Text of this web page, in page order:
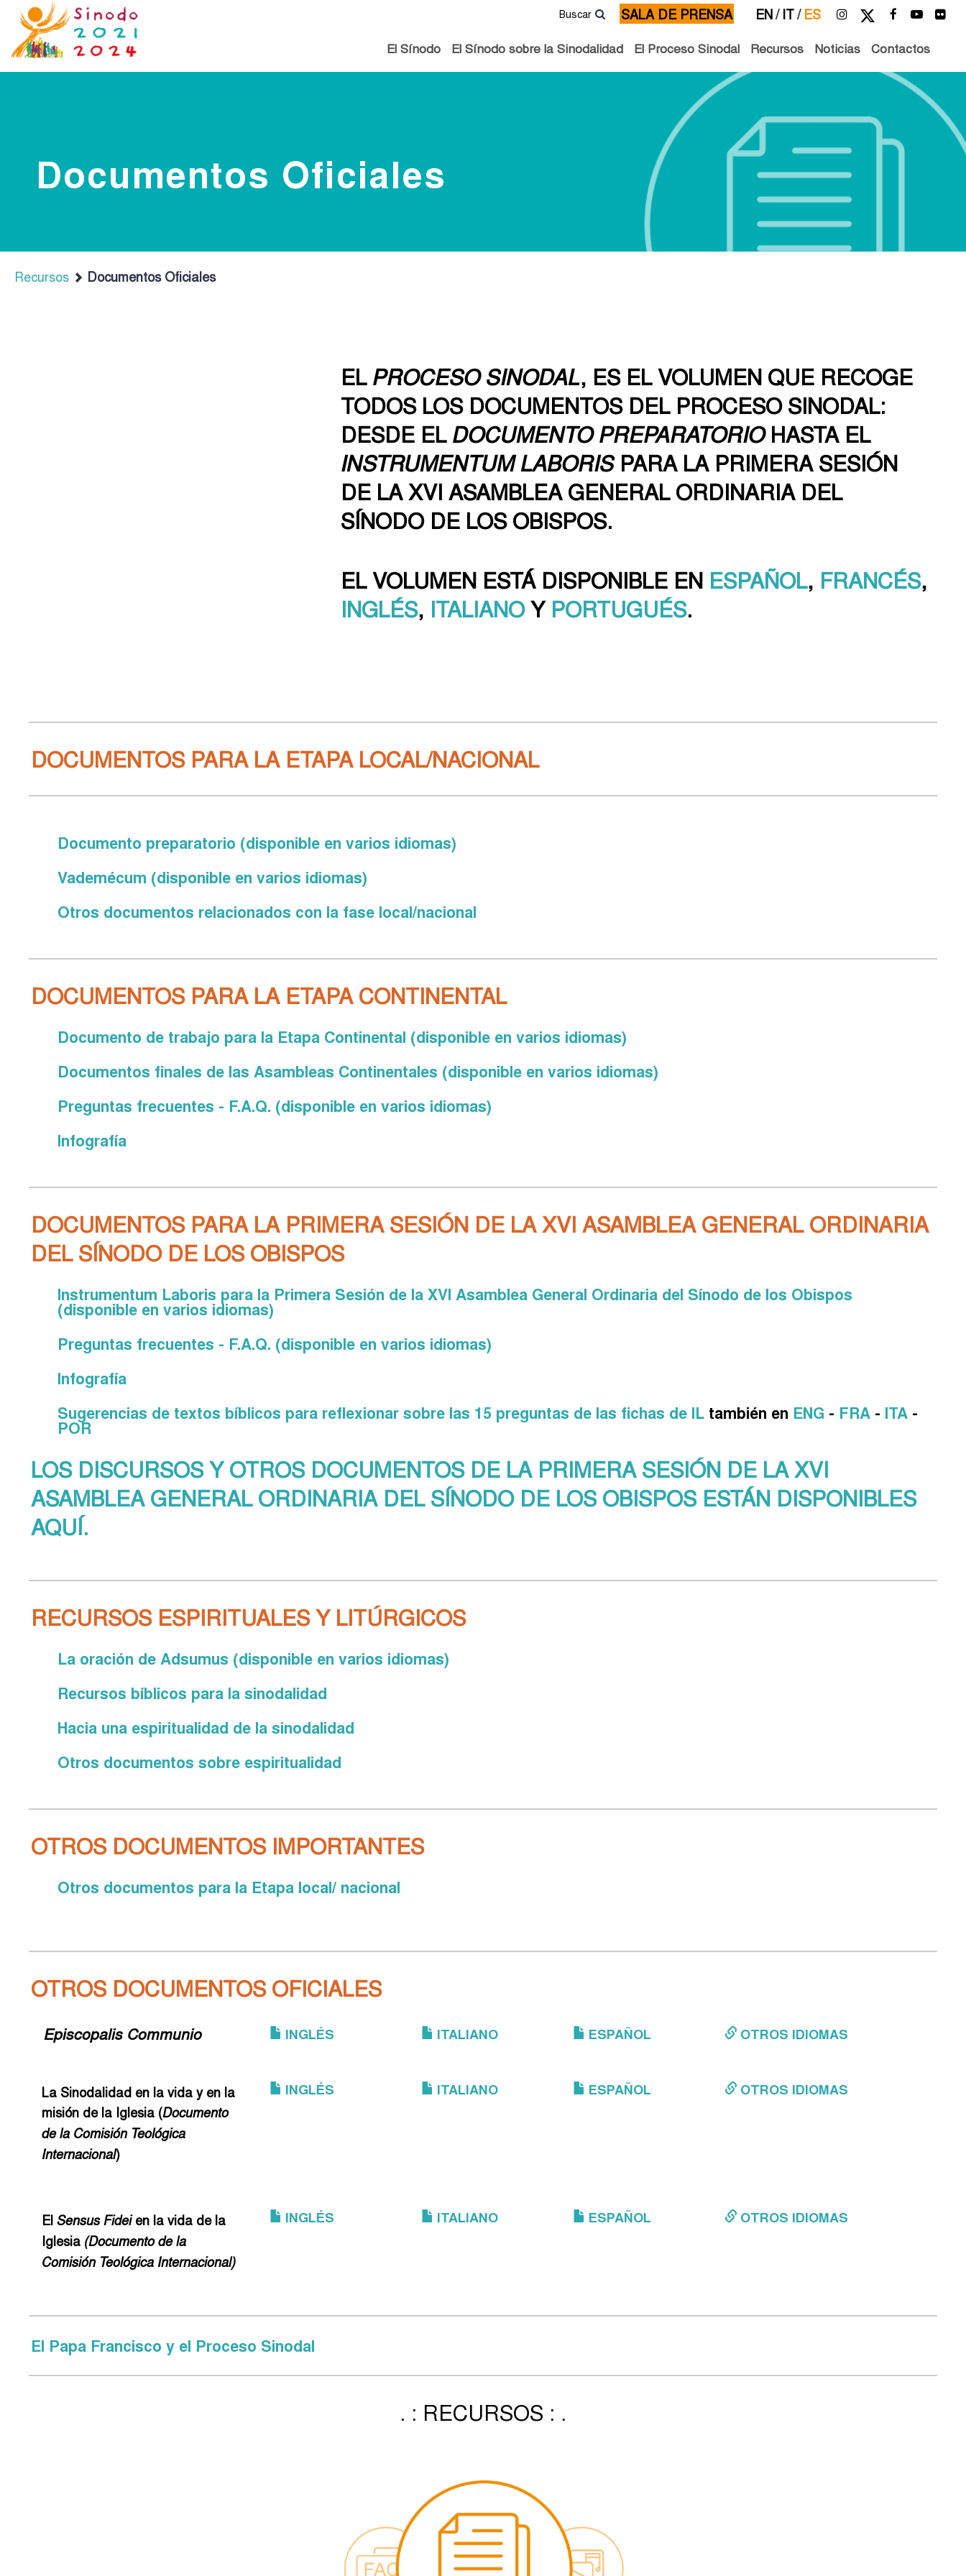
EN/ IT/ ES
SALA DE PRENSA
Buscar
El Sínodo El Sínodo sobre la Sinodalidad El Proceso Sinodal Recursos Noticias Contactos
Documentos Oficiales
Recursos Documentos Oficiales
ELPROCESO SINODAL, ES EL VOLUMEN QUE RECOGE
TODOS LOS DOCUMENTOS DEL PROCESO SINODAL:
DESDE ELDOCUMENTO PREPARATORIOHASTA EL
INSTRUMENTUM LABORISPARA LA PRIMERA SESIÓN
DE LA XVI ASAMBLEA GENERAL ORDINARIA DEL
SÍNODO DE LOS OBISPOS.
EL VOLUMEN ESTÁ DISPONIBLE EN ESPAÑOL, FRANCÉS,
INGLÉS, ITALIANOY PORTUGUÉS.
DOCUMENTOS PARA LA ETAPA LOCAL/NACIONAL
Documento preparatorio (disponible en varios idiomas)
Vademécum (disponible en varios idiomas)
Otros documentos relacionados con la fase local/nacional
DOCUMENTOS PARA LA ETAPA CONTINENTAL
Documento de trabajo para la Etapa Continental (disponible en varios idiomas)
Documentos finales de las Asambleas Continentales (disponible en varios idiomas)
Preguntas frecuentes - F.A.Q. (disponible en varios idiomas)
Infografía
DOCUMENTOS PARA LA PRIMERA SESIÓN DE LA XVI ASAMBLEA GENERAL ORDINARIA
DEL SÍNODO DE LOS OBISPOS
Instrumentum Laboris para la Primera Sesión de la XVI Asamblea General Ordinaria del Sínodo de los Obispos
(disponible en varios idiomas)
Preguntas frecuentes - F.A.Q. (disponible en varios idiomas)
Infografía
Sugerencias de textos bíblicos para reflexionar sobre las 15 preguntas de las fichas de IL también en ENG - FRA - ITA -
POR
LOS DISCURSOS Y OTROS DOCUMENTOS DE LA PRIMERA SESIÓN DE LA XVI
ASAMBLEA GENERAL ORDINARIA DEL SÍNODO DE LOS OBISPOS ESTÁN DISPONIBLES
AQUÍ.
RECURSOS ESPIRITUALES Y LITÚRGICOS
La oración de Adsumus (disponible en varios idiomas)
Recursos bíblicos para la sinodalidad
Hacia una espiritualidad de la sinodalidad
Otros documentos sobre espiritualidad
OTROS DOCUMENTOS IMPORTANTES
Otros documentos para la Etapa local/ nacional
OTROS DOCUMENTOS OFICIALES
Episcopalis Communio INGLÉS ITALIANO ESPAÑOL OTROS IDIOMAS
La Sinodalidad en la vida y en la
misión de la Iglesia (Documento
de la Comisión Teológica
Internacional)
INGLÉS ITALIANO ESPAÑOL OTROS IDIOMAS
El Sensus Fideien la vida de la
Iglesia (Documento de la
Comisión Teológica Internacional)
INGLÉS ITALIANO ESPAÑOL OTROS IDIOMAS
El Papa Francisco y el Proceso Sinodal
. : RECURSOS : .